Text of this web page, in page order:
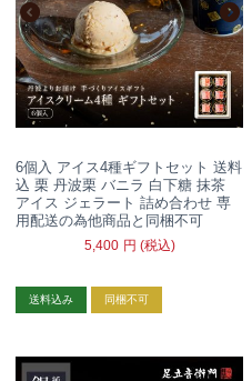
6個入 アイス4種ギフトセット 送料
込 栗 丹波栗 バニラ 白下糖 抹茶
アイス ジェラート 詰め合わせ 専
用配送の為他商品と同梱不可
5,400 円 (税込)
送料込み 同梱不可